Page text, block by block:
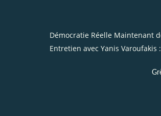
Démocratie Réelle Maintenant
Entretien avec Yanis